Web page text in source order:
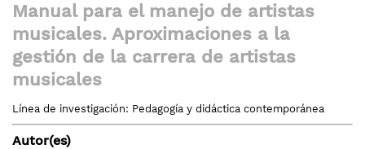
al
comienzo
de
la
galería
de
imágenes
Manual para el manejo de artistas
musicales. Aproximaciones a la
gestión de la carrera de artistas
musicales
Línea de investigación: Pedagogía y didáctica contemporánea
Autor(es)